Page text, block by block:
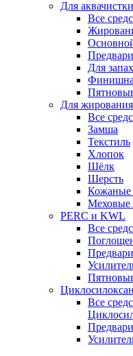
Для аквачистки
Все
Для
Для жирования
Все
Замша
Текстиль
Хлопок
Шёлк
Шерсть
Кожаные
Меховые
PERC и KWL
Все
Все